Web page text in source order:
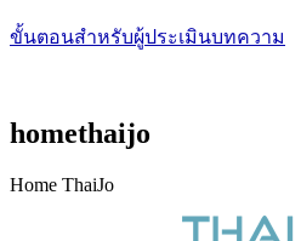
ขั้นตอนสำหรับผู้ประเมินบทความ
homethaijo
Home ThaiJo